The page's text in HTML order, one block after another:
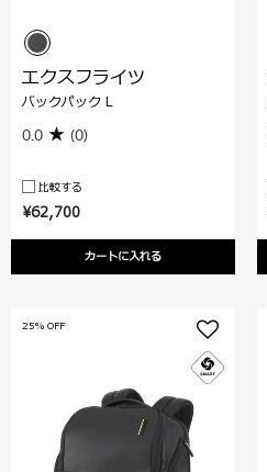
¥62,700
カートに入れる
エクスフライツ
バックパック L
0.0 (0)
比較する
25% OFF